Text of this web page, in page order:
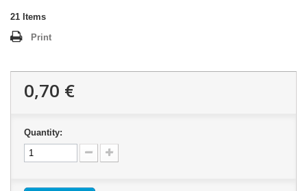
21 Items
Print
0,70 €
Quantity: